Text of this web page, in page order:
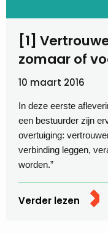
[1]
zomaar of
10 maart 2016
In deze eerste
een bestuurder zijn
overtuiging:
verbinding leggen,
worden.”
Verder lezen